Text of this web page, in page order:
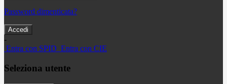
Password dimenticata?
-
Entra con SPID Entra con CIE
Seleziona utente